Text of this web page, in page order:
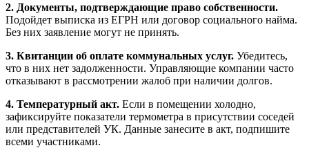
2. Документы, подтверждающие право собственности.
Подойдет выписка из ЕГРН или договор социального найма.
Без них заявление могут не принять.
3. Квитанции об оплате коммунальных услуг. Убедитесь,
что в них нет задолженности. Управляющие компании часто
отказывают в рассмотрении жалоб при наличии долгов.
4. Температурный акт. Если в помещении холодно,
зафиксируйте показатели термометра в присутствии соседей
или представителей УК. Данные занесите в акт, подпишите
всеми участниками.